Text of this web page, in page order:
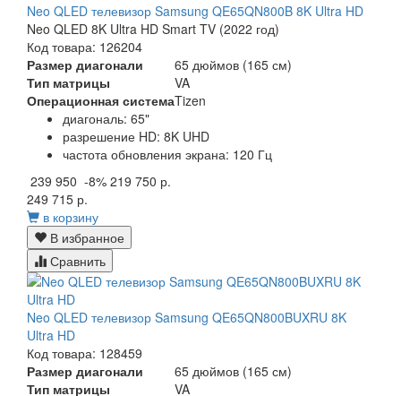
Neo QLED телевизор Samsung QE65QN800B 8K Ultra HD
Neo QLED 8K Ultra HD Smart TV (2022 год)
Код товара: 126204
Размер диагонали
65 дюймов (165 см)
Тип матрицы
VA
Операционная системаTizen
диагональ: 65"
разрешение HD: 8K UHD
частота обновления экрана: 120 Гц
239 950 -8% 219 750 р.
249 715 р.
в корзину
В избранное
Сравнить
Neo QLED телевизор Samsung QE65QN800BUXRU 8K
Ultra HD
Код товара: 128459
Размер диагонали
65 дюймов (165 см)
Тип матрицы
VA